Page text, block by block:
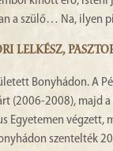
a szülő… Na, ilyen
LELKÉSZ,
Bonyhádon. A
(2006-2008), majd
Egyetemen
szentelték